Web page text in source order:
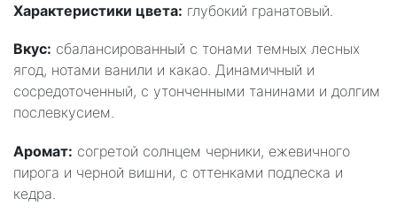
Характеристики цвета: глубокий гранатовый.
Вкус: сбалансированный с тонами темных лесных
ягод, нотами ванили и какао. Динамичный и
сосредоточенный, с утонченными танинами и долгим
послевкусием.
Аромат: согретой солнцем черники, ежевичного
пирога и черной вишни, с оттенками подлеска и
кедра.